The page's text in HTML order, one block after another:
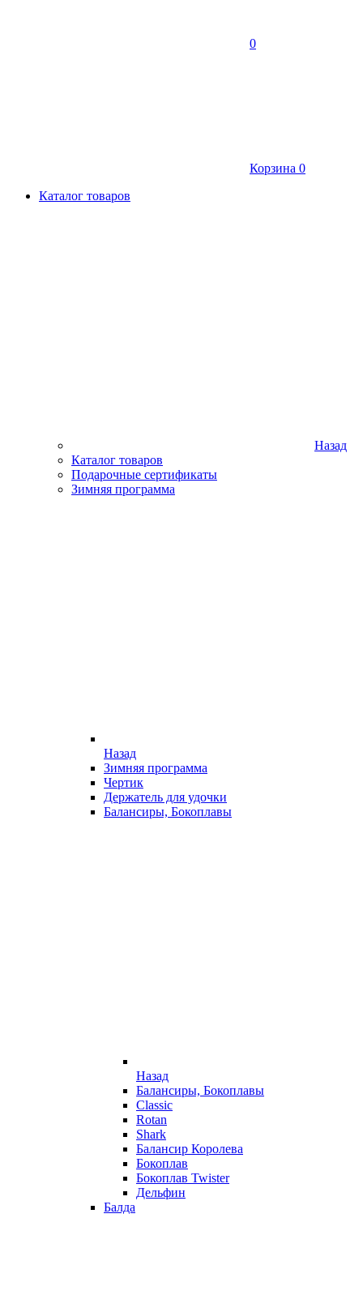
0
Корзина 0
Каталог товаров
Назад
Каталог товаров
Подарочные сертификаты
Зимняя программа
Назад
Зимняя программа
Чертик
Держатель для удочки
Балансиры, Бокоплавы
Назад
Балансиры, Бокоплавы
Classic
Rotan
Shark
Балансир Королева
Бокоплав
Бокоплав Twister
Дельфин
Балда